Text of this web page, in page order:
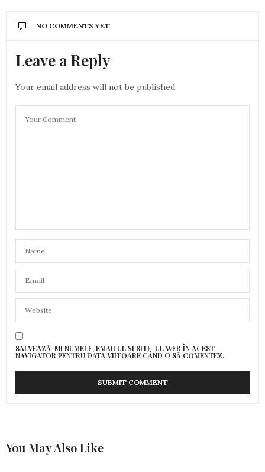
NO COMMENTS YET
Leave a Reply
Your email address will not be published.
SALVEAZĂ-MI NUMELE, EMAILUL ȘI SITE-UL WEB ÎN ACEST
NAVIGATOR PENTRU DATA VIITOARE CÂND O SĂ COMENTEZ.
You May Also Like